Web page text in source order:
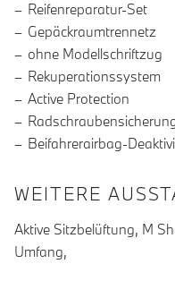
Reifenreparatur-Set
Gepäckraumtrennetz
ohne Modellschriftzug
Rekuperationssystem
Active Protection
Beifahrerairbag-
WEITERE
Aktive Sitzbelüftung, M
Umfang,